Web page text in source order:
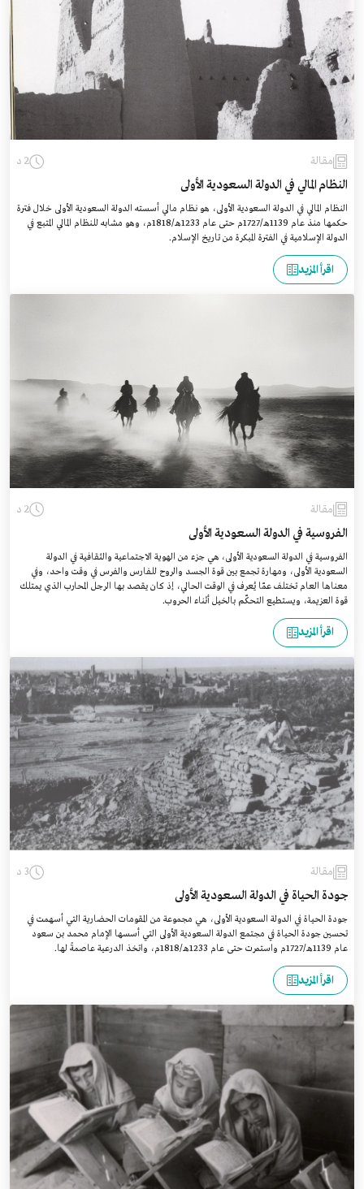
مقالة 2 د
النظام المالي في الدولة السعودية الأولى
النظام المالي في الدولة السعودية الأولى، هو نظام مالي أسسته الدولة السعودية الأولى خلال فترة
حكمها منذ عام 1139هـ/1727م حتى عام 1233هـ/1818م، وهو مشابه للنظام المالي المتبع في
الدولة الإسلامية في الفترة المبكرة من تاريخ الإسلام.
اقرأ المزيد
مقالة 2 د
الفروسية في الدولة السعودية الأولى
الفروسية في الدولة السعودية الأولى، هي جزء من الهوية الاجتماعية والثقافية في الدولة
السعودية الأولى، ومهارة تجمع بين قوة الجسد والروح للفارس والفرس في وقت واحد، وفي
معناها العام تختلف عمّا يُعرف في الوقت الحالي، إذ كان يقصد بها الرجل المحارب الذي يمتلك
قوة العزيمة، ويستطيع التحكّم بالخيل أثناء الحروب.
اقرأ المزيد
مقالة 3 د
جودة الحياة في الدولة السعودية الأولى
جودة الحياة في الدولة السعودية الأولى، هي مجموعة من المقومات الحضارية التي أسهمت في
تحسين جودة الحياة في مجتمع الدولة السعودية الأولى التي أسسها الإمام محمد بن سعود
عام 1139هـ/1727م واستمرت حتى عام 1233هـ/1818م، واتخذ الدرعية عاصمةً لها.
اقرأ المزيد